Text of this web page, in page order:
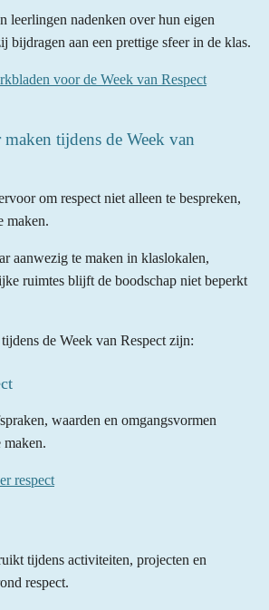
leerlingen nadenken over hun eigen
bijdragen aan een prettige sfeer in de klas.
voor de Week van Respect
maken tijdens de Week van
om respect niet alleen te bespreken,
maken.
aanwezig te maken in klaslokalen,
ruimtes blijft de boodschap niet beperkt
de Week van Respect zijn:
waarden en omgangsvormen
maken.
respect
tijdens activiteiten, projecten en
respect.